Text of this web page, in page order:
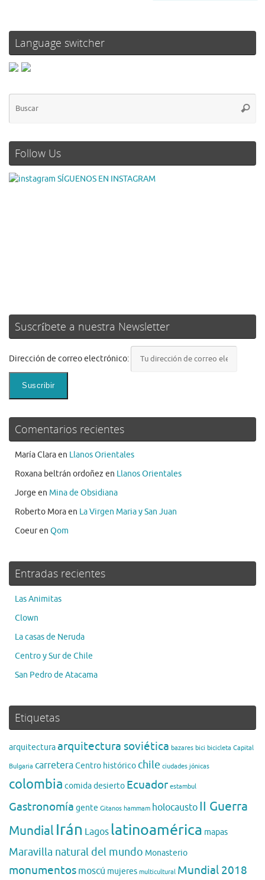
Language switcher
Follow Us
SÍGUENOS EN INSTAGRAM
Suscríbete a nuestra Newsletter
Dirección de correo electrónico:
Comentarios recientes
María Claraen Llanos Orientales
Roxana beltrán ordoñez en Llanos Orientales
Jorge en Mina de Obsidiana
Roberto Moraen La Virgen Maria y San Juan
Coeuren Qom
Entradas recientes
Las Animitas
Clown
La casas de Neruda
Centro y Sur de Chile
San Pedro de Atacama
Etiquetas
arquitecturaarquitectura soviética bazares bici bicicleta Capital
Bulgaria carreteraCentro histórico chile ciudades jónicas
colombia comidadesierto Ecuador estambul
Gastronomía gente Gitanos hammam holocausto II Guerra
MundialIrán Lagos latinoamérica mapas
Maravilla natural del mundo Monasterio
monumentos moscú mujeres multicultural Mundial 2018